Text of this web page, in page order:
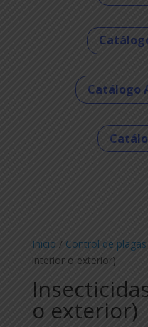
Catálogo
Inicio / Control de
interior o exterior)
o exterior)